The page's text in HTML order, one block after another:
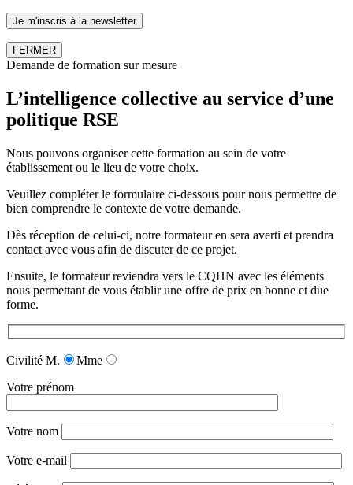
FERMER
Demande de formation sur mesure
L’intelligence collective au service d’une
politique RSE
Nous pouvons organiser cette formation au sein de votre
établissement ou le lieu de votre choix.
Veuillez compléter le formulaire ci-dessous pour nous permettre de
bien comprendre le contexte de votre demande.
Dès réception de celui-ci, notre formateur en sera averti et prendra
contact avec vous afin de discuter de ce projet.
Ensuite, le formateur reviendra vers le CQHN avec les éléments
nous permettant de vous établir une offre de prix en bonne et due
forme.
Civilité M.
Mme
Votre prénom
Votre nom
Votre e-mail